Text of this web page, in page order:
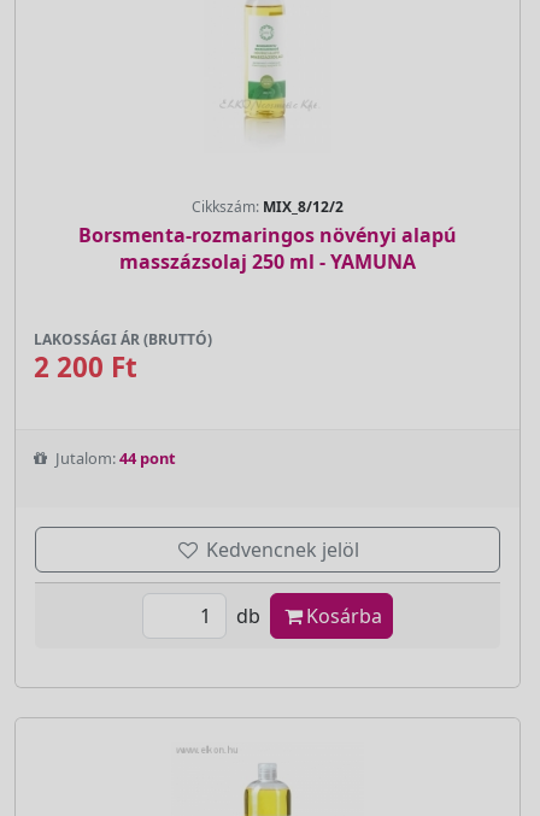
Cikkszám: MIX_8/12/2
Borsmenta-rozmaringos növényi alapú
masszázsolaj 250 ml - YAMUNA
LAKOSSÁGI ÁR (BRUTTÓ)
2 200 Ft
Jutalom:44 pont
Kedvencnek jelöl
db Kosárba